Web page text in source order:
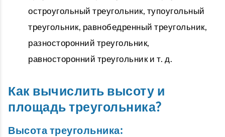
остроугольный треугольник, тупоугольный
треугольник, равнобедренный треугольник,
разносторонний треугольник,
равносторонний треугольник и т. д.
Как вычислить высоту и
площадь треугольника?
Высота треугольника: